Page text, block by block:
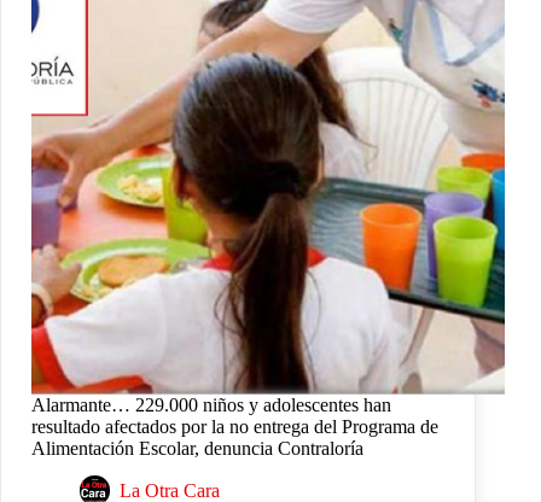
Alarmante… 229.000 niños y adolescentes han
resultado afectados por la no entrega del Programa de
Alimentación Escolar, denuncia Contraloría
La Otra Cara